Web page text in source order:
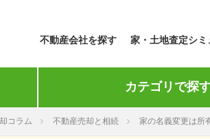
不動産会社を探す 家・土地査定シミ
カテゴリで探
コラム 不動産売却と相続 家の名義変更は所